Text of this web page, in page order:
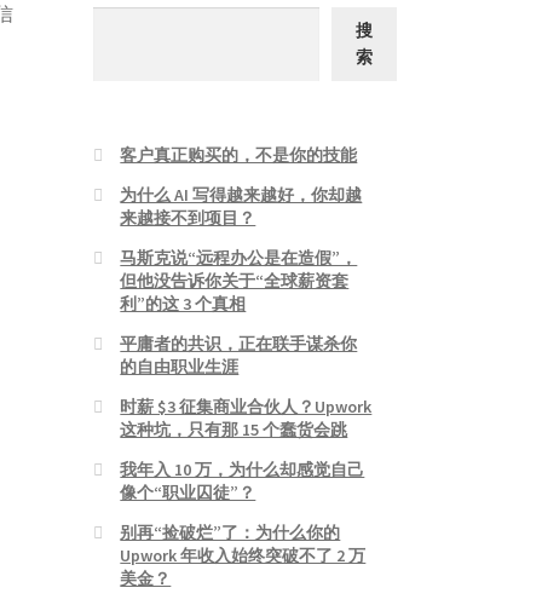
搜
索
客户真正购买的，不是你的技能
为什么 AI 写得越来越好，你却越
来越接不到项目？
马斯克说“远程办公是在造假”，
但他没告诉你关于“全球薪资套
利”的这 3 个真相
平庸者的共识，正在联手谋杀你
的自由职业生涯
时薪 $3 征集商业合伙人？Upwork
这种坑，只有那 15 个蠢货会跳
我年入 10 万，为什么却感觉自己
像个“职业囚徒”？
别再“捡破烂”了：为什么你的
Upwork 年收入始终突破不了 2 万
美金？